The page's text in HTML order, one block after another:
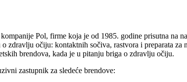
Pol, firme koja je od 1985. godine prisutna na
zdravlju očiju: kontaktnih sočiva, rastvora i preparata
brendova, kada je u pitanju briga o zdravlju očiju.
zastupnik za sledeće brendove: